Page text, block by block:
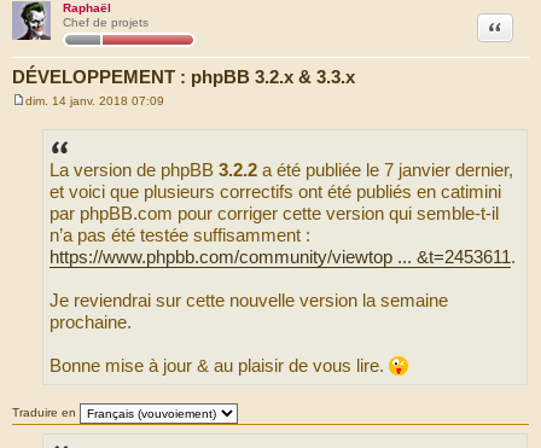
Raphaël
Chef de projets
DÉVELOPPEMENT : phpBB 3.2.x & 3.3.x
Citation
dim. 14 janv. 2018 07:09
La version de phpBB 3.2.2 a été publiée le 7 janvier dernier,
et voici que plusieurs correctifs ont été publiés en catimini
par phpBB.com pour corriger cette version qui semble-t-il
n’a pas été testée suffisamment :
https://www.phpbb.com/community/viewtop ... &t=2453611.
Je reviendrai sur cette nouvelle version la semaine
prochaine.
Bonne mise à jour & au plaisir de vous lire.
Traduire en